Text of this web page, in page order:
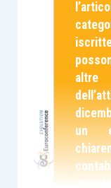
altre
un